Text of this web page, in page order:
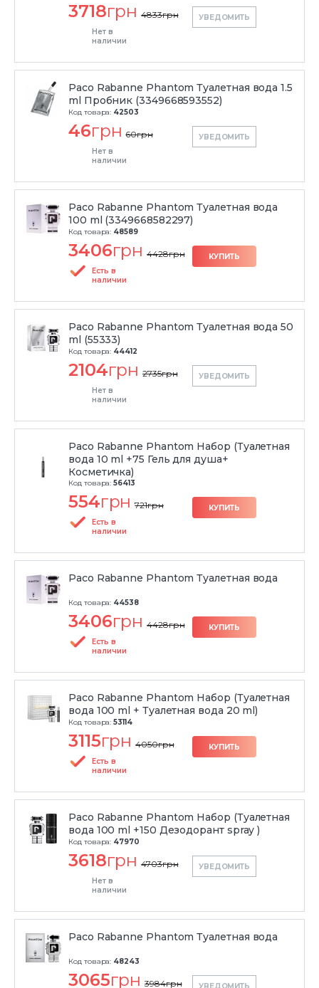
3718грн 4833грн
Нет в
наличии
УВЕДОМИТЬ
Paco Rabanne Phantom Туалетная вода 1.5
ml Пробник (3349668593552)
Код товара: 42503
46грн 60грн
Нет в
наличии
УВЕДОМИТЬ
Paco Rabanne Phantom Туалетная вода
100 ml (3349668582297)
Код товара: 48589
3406грн 4428грн
Есть в
наличии
КУПИТЬ
Paco Rabanne Phantom Туалетная вода 50
ml (55333)
Код товара: 44412
2104грн 2735грн
Нет в
наличии
УВЕДОМИТЬ
Paco Rabanne Phantom Набор (Туалетная
вода 10 ml +75 Гель для душа+
Косметичка)
Код товара: 56413
554грн 721грн
Есть в
наличии
КУПИТЬ
Paco Rabanne Phantom Туалетная вода
Код товара: 44538
3406грн 4428грн
Есть в
наличии
КУПИТЬ
Paco Rabanne Phantom Набор (Туалетная
вода 100 ml + Туалетная вода 20 ml)
Код товара: 53114
3115грн 4050грн
Есть в
наличии
КУПИТЬ
Paco Rabanne Phantom Набор (Туалетная
вода 100 ml +150 Дезодорант spray )
Код товара: 47970
3618грн 4703грн
Нет в
наличии
УВЕДОМИТЬ
Paco Rabanne Phantom Туалетная вода
Код товара: 48243
3065грн 3984грн УВЕДОМИТЬ